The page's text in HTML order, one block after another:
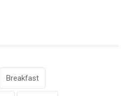
Breakfast